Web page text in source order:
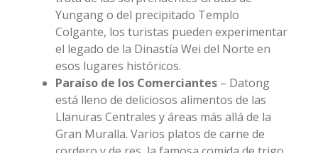
Yungang o del precipitado Templo
Colgante, los turistas pueden experimentar
el legado de la Dinastía Wei del Norte en
esos lugares históricos.
Paraíso de los Comerciantes – Datong
está lleno de deliciosos alimentos de las
Llanuras Centrales y áreas más allá de la
Gran Muralla. Varios platos de carne de